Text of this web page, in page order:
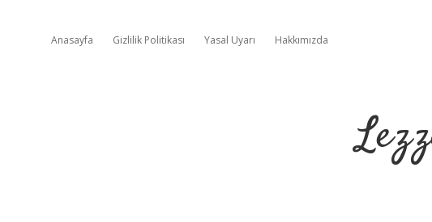
Anasayfa Gizlilik Politikası Yasal Uyarı Hakkımızda